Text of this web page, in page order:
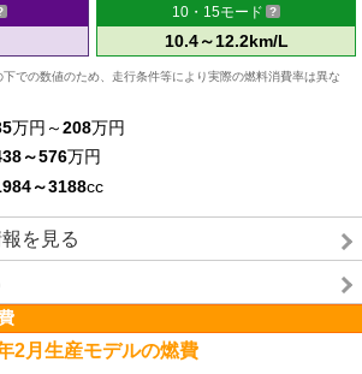
10・15モード
10.4～12.2km/L
での数値のため、走行条件等により実際の燃料消費率は異な
万円～208万円
～576万円
～3188cc
を見る
2月生産モデルの燃費